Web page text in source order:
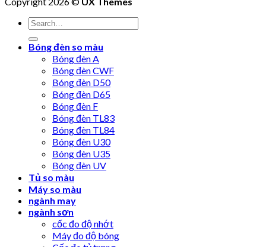
Bóng đèn so màu
Bóng đèn A
Bóng đèn CWF
Bóng đèn D50
Bóng đèn D65
Bóng đèn F
Bóng đèn TL83
Bóng đèn TL84
Bóng đèn U30
Bóng đèn U35
Bóng đèn UV
Tủ so màu
Máy so màu
ngành may
ngành sơn
cốc đo độ nhớt
Máy đo độ bóng